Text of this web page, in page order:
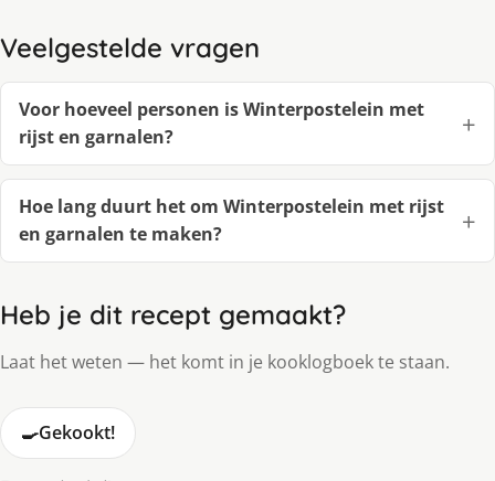
Veelgestelde vragen
Voor hoeveel personen is Winterpostelein met
rijst en garnalen?
Hoe lang duurt het om Winterpostelein met rijst
en garnalen te maken?
Heb je dit recept gemaakt?
Laat het weten — het komt in je kooklogboek te staan.
🍳Gekookt!